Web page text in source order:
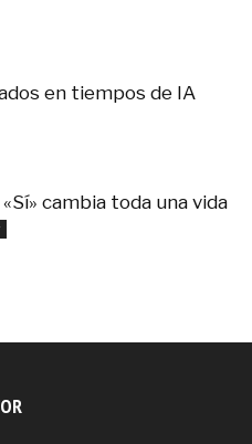
en tiempos de IA
cambia toda una vida